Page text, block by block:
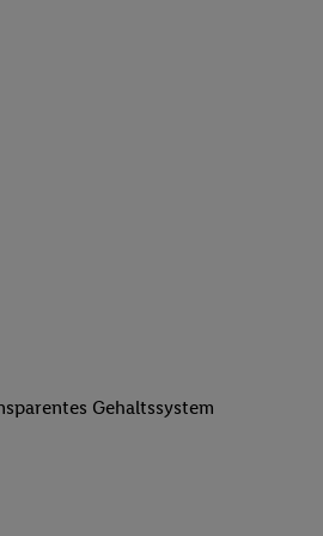
Gehaltssystem